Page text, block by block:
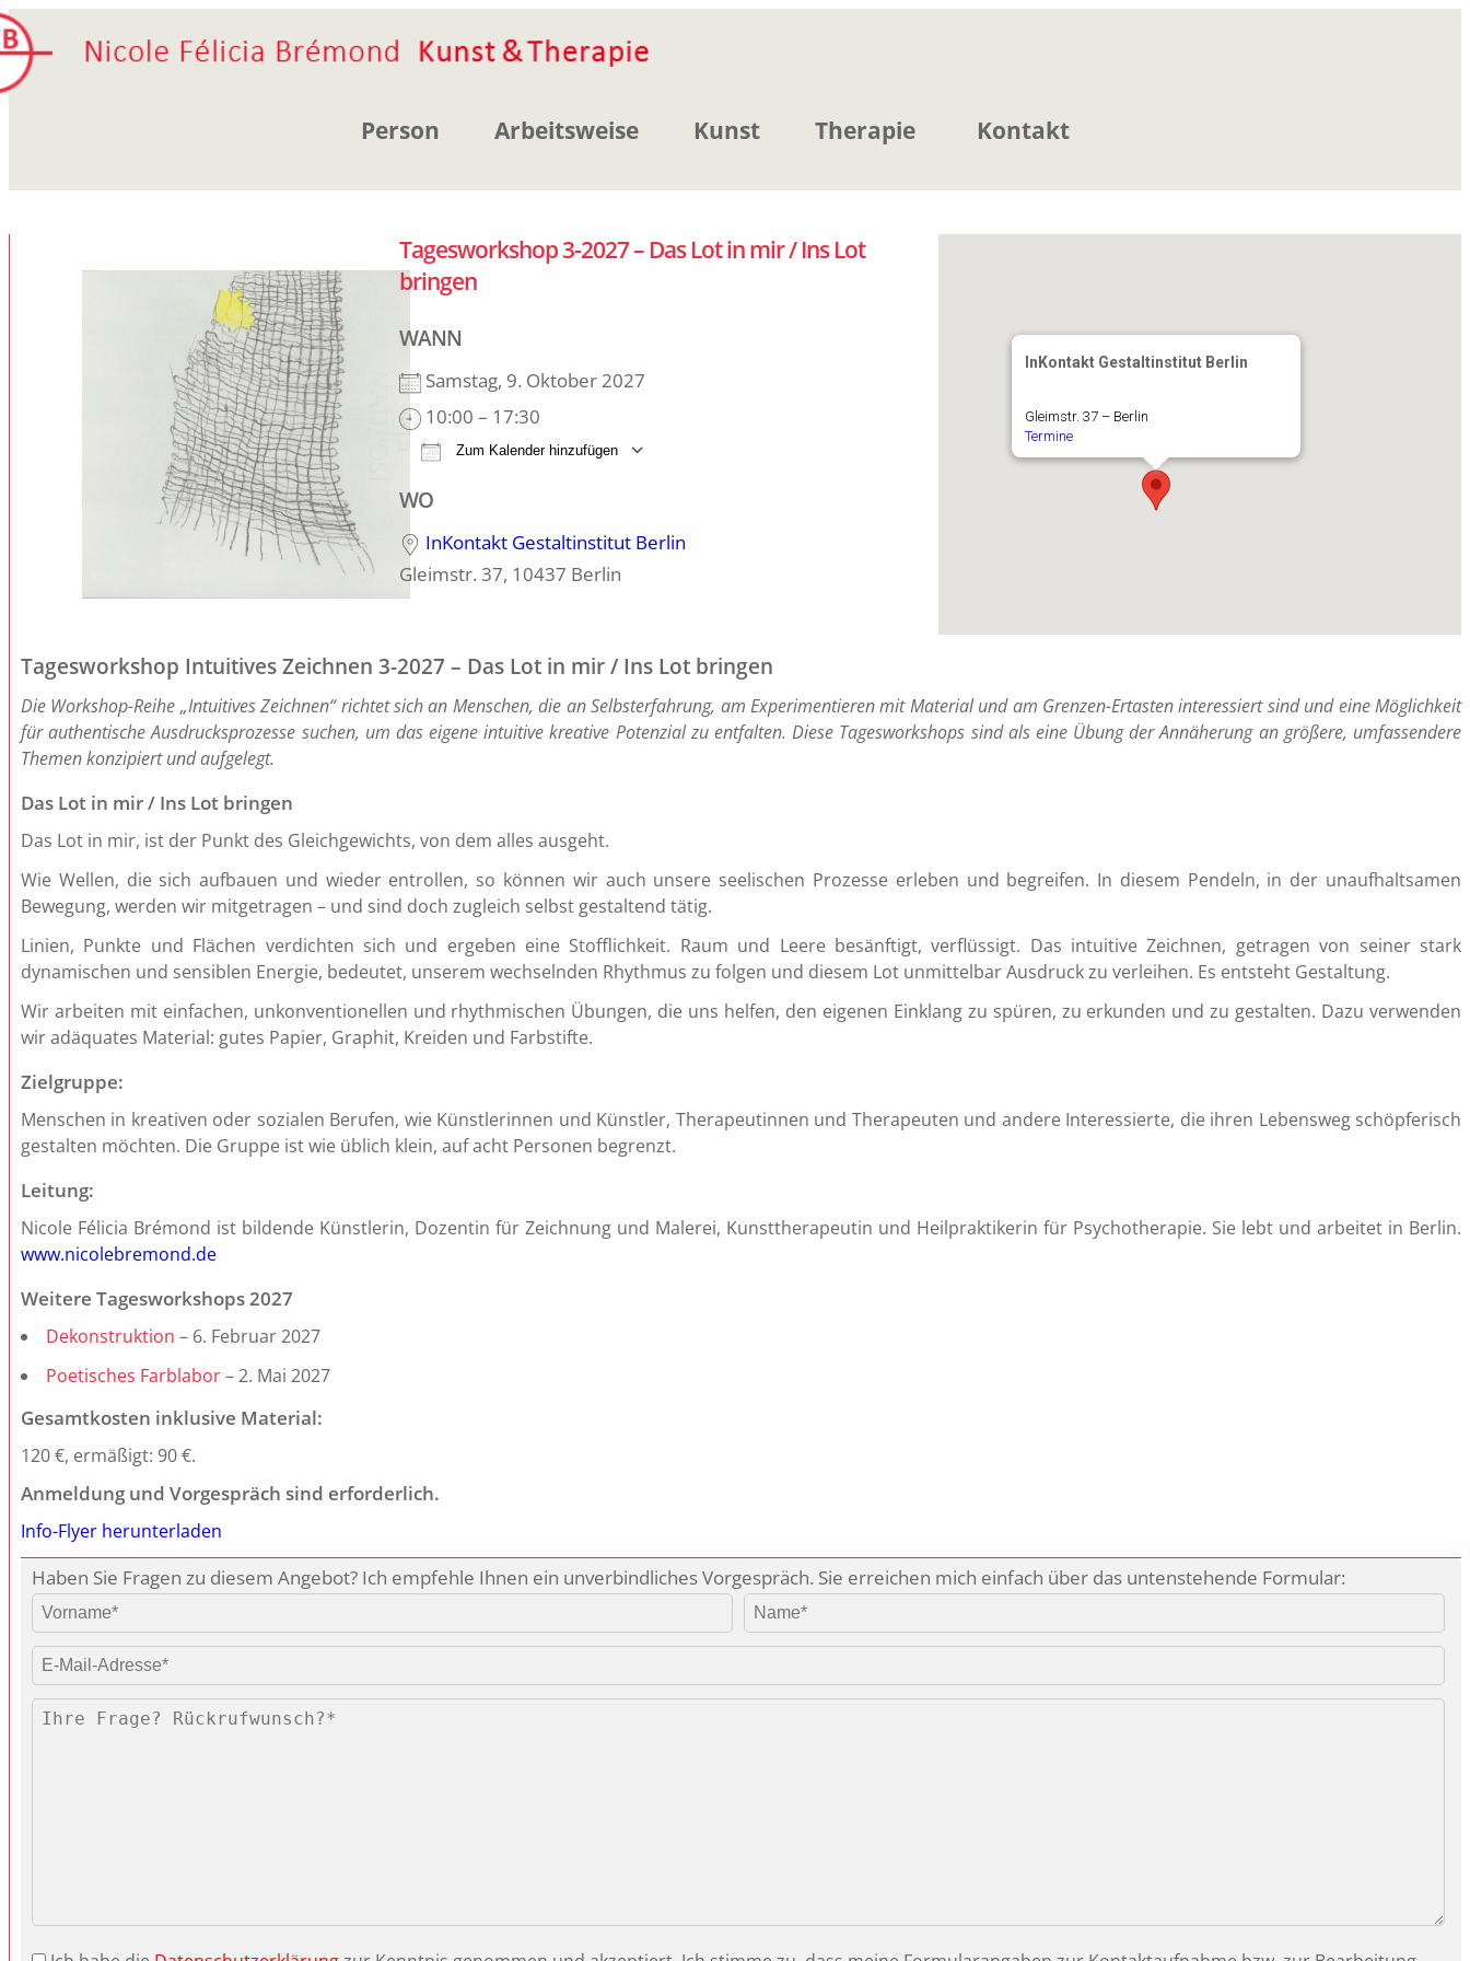
Zum
Inhalt
springen
Person Arbeitsweise Kunst Therapie Kontakt
Tagesworkshop 3-2027 – Das Lot in mir / Ins Lot
bringen
WANN
Samstag, 9. Oktober 2027
10:00 – 17:30
Zum Kalender hinzufügen
WO
InKontakt Gestaltinstitut Berlin
Gleimstr. 37, 10437 Berlin
InKontakt Gestaltinstitut Berlin
Gleimstr. 37 – Berlin
Termine
Tagesworkshop Intuitives Zeichnen 3-2027 – Das Lot in mir / Ins Lot bringen
Die Workshop-Reihe „Intuitives Zeichnen“ richtet sich an Menschen, die an Selbsterfahrung, am Experimentieren mit Material und am Grenzen-Ertasten interessiert sind und eine Möglichkeit
für authentische Ausdrucksprozesse suchen, um das eigene intuitive kreative Potenzial zu entfalten. Diese Tagesworkshops sind als eine Übung der Annäherung an größere, umfassendere
Themen konzipiert und aufgelegt.
Das Lot in mir / Ins Lot bringen
Das Lot in mir, ist der Punkt des Gleichgewichts, von dem alles ausgeht.
Wie Wellen, die sich aufbauen und wieder entrollen, so können wir auch unsere seelischen Prozesse erleben und begreifen. In diesem Pendeln, in der unaufhaltsamen
Bewegung, werden wir mitgetragen – und sind doch zugleich selbst gestaltend tätig.
Linien, Punkte und Flächen verdichten sich und ergeben eine Stofflichkeit. Raum und Leere besänftigt, verflüssigt. Das intuitive Zeichnen, getragen von seiner stark
dynamischen und sensiblen Energie, bedeutet, unserem wechselnden Rhythmus zu folgen und diesem Lot unmittelbar Ausdruck zu verleihen. Es entsteht Gestaltung.
Wir arbeiten mit einfachen, unkonventionellen und rhythmischen Übungen, die uns helfen, den eigenen Einklang zu spüren, zu erkunden und zu gestalten. Dazu verwenden
wir adäquates Material: gutes Papier, Graphit, Kreiden und Farbstifte.
Zielgruppe:
Menschen in kreativen oder sozialen Berufen, wie Künstlerinnen und Künstler, Therapeutinnen und Therapeuten und andere Interessierte, die ihren Lebensweg schöpferisch
gestalten möchten. Die Gruppe ist wie üblich klein, auf acht Personen begrenzt.
Leitung:
Nicole Félicia Brémond ist bildende Künstlerin, Dozentin für Zeichnung und Malerei, Kunsttherapeutin und Heilpraktikerin für Psychotherapie. Sie lebt und arbeitet in Berlin.
www.nicolebremond.de
Weitere Tagesworkshops 2027
Dekonstruktion – 6. Februar 2027
Poetisches Farblabor– 2. Mai 2027
Gesamtkosten inklusive Material:
120 €, ermäßigt: 90 €.
Anmeldung und Vorgespräch sind erforderlich.
Info-Flyer herunterladen
Haben Sie Fragen zu diesem Angebot? Ich empfehle Ihnen ein unverbindliches Vorgespräch. Sie erreichen mich einfach über das untenstehende Formular: